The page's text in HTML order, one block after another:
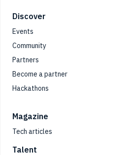
Footer
Discover
Events
Community
Partners
Become a partner
Hackathons
Magazine
Tech articles
Talent